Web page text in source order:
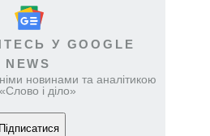
У GOOGLE
NEWS
новинами та аналітикою
і діло»
Підписатися